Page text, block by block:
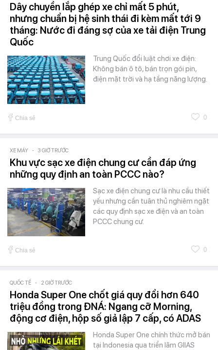
Dây chuyền lắp ghép xe chỉ mất 5 phút,
nhưng chuẩn bị hệ sinh thái đi kèm mất tới 9
tháng: Nước đi đáng sợ của xe tải điện Trung
Quốc
Trung Quốc đổi luật chơi xe điện:
Không bán ô tô, bán trọn gói pin,
điện mặt trời và hạ tầng năng lượng.
Chia sẻ 0
XE MÁY - 3 GIỜ TRƯỚC
Khu vực sạc xe điện chung cư cần đáp ứng
những quy định an toàn PCCC nào?
Sạc xe điện chung cư là nhu cầu thiết
yếu nhưng cần tuân thủ nghiêm ngặt
các quy định sạc xe điện và an toàn
PCCC chung cư.
Chia sẻ 0
QUỐC TẾ - 2 GIỜ TRƯỚC
Honda Super One chốt giá quy đổi hơn 640
triệu đồng trong ĐNÁ: Ngang cỡ Morning,
động cơ điện, hộp số giả lập 7 cấp, có ADAS
Honda Super One chính thức mở bán
tại Indonesia qua triển lãm GIIAS